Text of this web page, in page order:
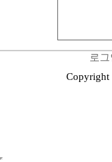
로그
Copyright